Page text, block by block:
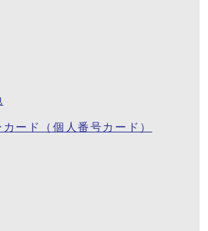
ード（個人番号カード）